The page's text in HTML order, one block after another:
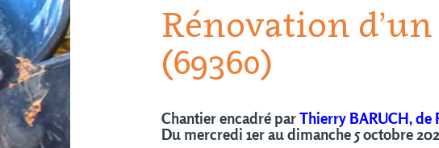
Rénovation
(69360)
Chantier encadré parThierry BARUCH, de
Du mercredi 1er au dimanche 5 octobre